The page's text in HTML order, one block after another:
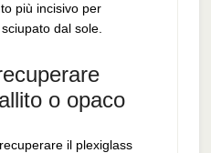
più incisivo per
dal sole.
o opaco
il plexiglass